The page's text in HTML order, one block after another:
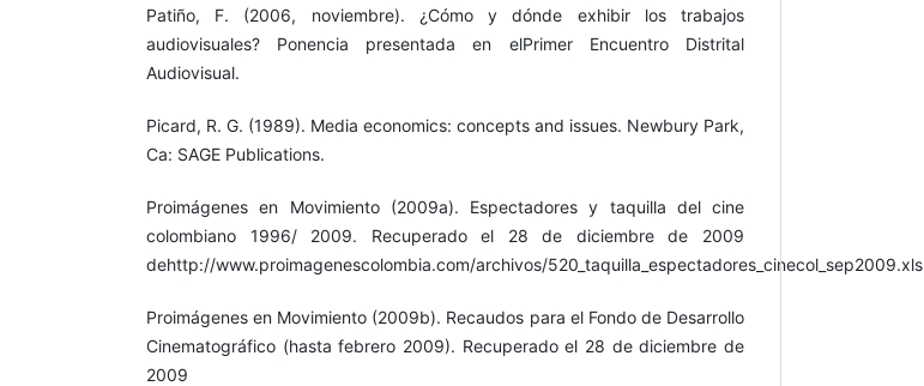
Patiño, F. (2006, noviembre). ¿Cómo y dónde exhibir los trabajos
audiovisuales? Ponencia presentada en elPrimer Encuentro Distrital
Audiovisual.
Picard, R. G. (1989). Media economics: concepts and issues. Newbury Park,
Ca: SAGE Publications.
Proimágenes en Movimiento (2009a). Espectadores y taquilla del cine
colombiano 1996/ 2009. Recuperado el 28 de diciembre de 2009
dehttp://www.proimagenescolombia.com/archivos/520_taquilla_espectadores_cinecol_sep2009.xls
Proimágenes en Movimiento (2009b). Recaudos para el Fondo de Desarrollo
Cinematográfico (hasta febrero 2009). Recuperado el 28 de diciembre de
2009